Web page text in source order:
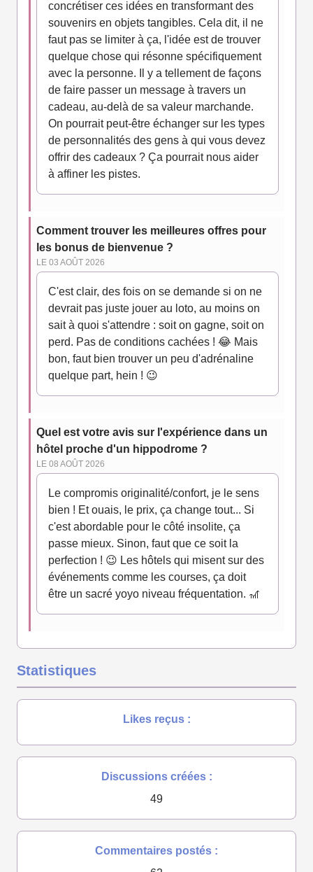
concrétiser ces idées en transformant des
souvenirs en objets tangibles. Cela dit, il ne
faut pas se limiter à ça, l'idée est de trouver
quelque chose qui résonne spécifiquement
avec la personne. Il y a tellement de façons
de faire passer un message à travers un
cadeau, au-delà de sa valeur marchande.
On pourrait peut-être échanger sur les types
de personnalités des gens à qui vous devez
offrir des cadeaux ? Ça pourrait nous aider
à affiner les pistes.
Comment trouver les meilleures offres pour
les bonus de bienvenue ?
LE 03 AOÛT 2026
C'est clair, des fois on se demande si on ne
devrait pas juste jouer au loto, au moins on
sait à quoi s'attendre : soit on gagne, soit on
perd. Pas de conditions cachées ! 😂 Mais
bon, faut bien trouver un peu d'adrénaline
quelque part, hein ! 😉
Quel est votre avis sur l'expérience dans un
hôtel proche d'un hippodrome ?
LE 08 AOÛT 2026
Le compromis originalité/confort, je le sens
bien ! Et ouais, le prix, ça change tout... Si
c'est abordable pour le côté insolite, ça
passe mieux. Sinon, faut que ce soit la
perfection ! 😉 Les hôtels qui misent sur des
événements comme les courses, ça doit
être un sacré yoyo niveau fréquentation. 🎢
Statistiques
Likes reçus :
Discussions créées :
49
Commentaires postés :